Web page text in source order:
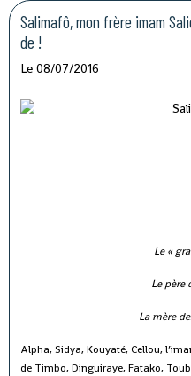
Salimafô, mon frère imam
de !
Le 08/07/2016
Le «
Le père
La mère
Alpha, Sidya, Kouyaté, Cellou,
de Timbo, Dinguiraye, Fatako,